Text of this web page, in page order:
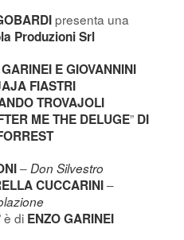
presenta una
Produzioni Srl
GARINEI E GIOVANNINI
FIASTRI
TROVAJOLI
ME THE DELUGE” DI
– Don Silvestro
CUCCARINI–
è di ENZO GARINEI